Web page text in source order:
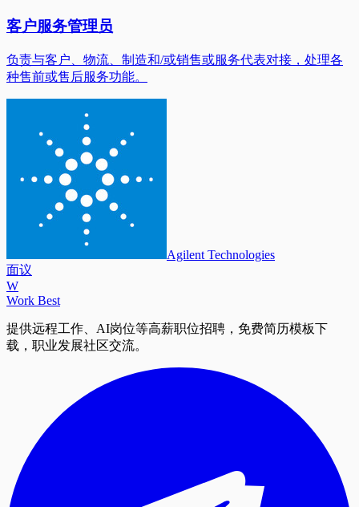
客户服务管理员
负责与客户、物流、制造和/或销售或服务代表对接，处理各
种售前或售后服务功能。
Agilent Technologies
面议
W
Work Best
提供远程工作、AI岗位等高薪职位招聘，免费简历模板下
载，职业发展社区交流。